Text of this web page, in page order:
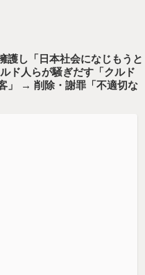
護し「日本社会になじもうと
ド人らが騒ぎだす「クルド
」 → 削除・謝罪「不適切な